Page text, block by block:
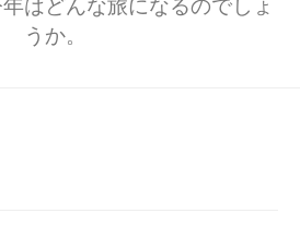
はどんな旅になるのでしょ
うか。